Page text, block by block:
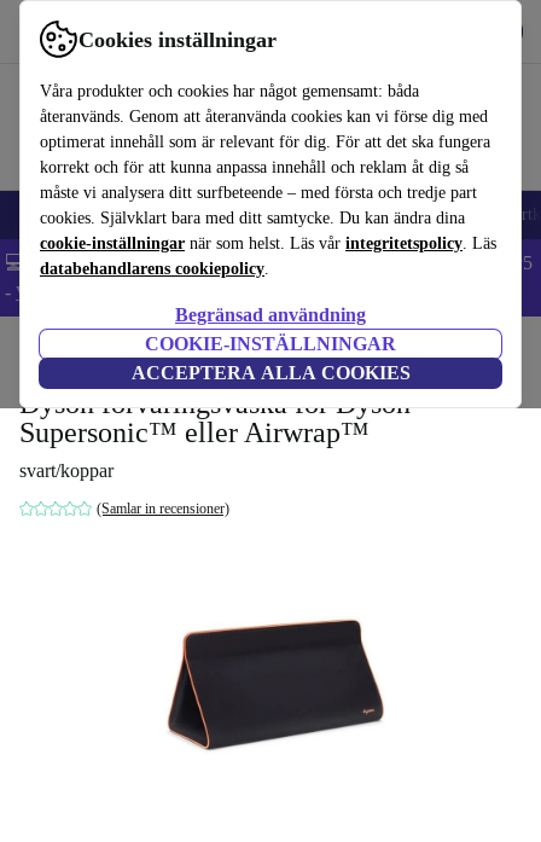
Cookies inställningar
Våra produkter och cookies har något gemensamt: båda
återanvänds. Genom att återanvända cookies kan vi förse dig med
optimerat innehåll som är relevant för dig. För att det ska fungera
korrekt och för att kunna anpassa innehåll och reklam åt dig så
måste vi analysera ditt surfbeteende – med första och tredje part
cookies. Självklart bara med ditt samtycke. Du kan ändra dina
cookie-inställningar när som helst. Läs vår integritetspolicy. Läs
databehandlarens cookiepolicy.
Begränsad användning
COOKIE-INSTÄLLNINGAR
ACCEPTERA ALLA COOKIES
Använd refurbed snabbt och enkelt
🎒 Back to school Mobiltelefoner Bärbara datorer Surfplattor
💻 Extra 5% rabatt på alla MacBooks och laptops - Code: LAPTOP5
- Villkor
Hushåll Tillbehör för hushållsapparater
Dyson förvaringsväska för Dyson
Supersonic™ eller Airwrap™
svart/koppar
(Samlar in recensioner)